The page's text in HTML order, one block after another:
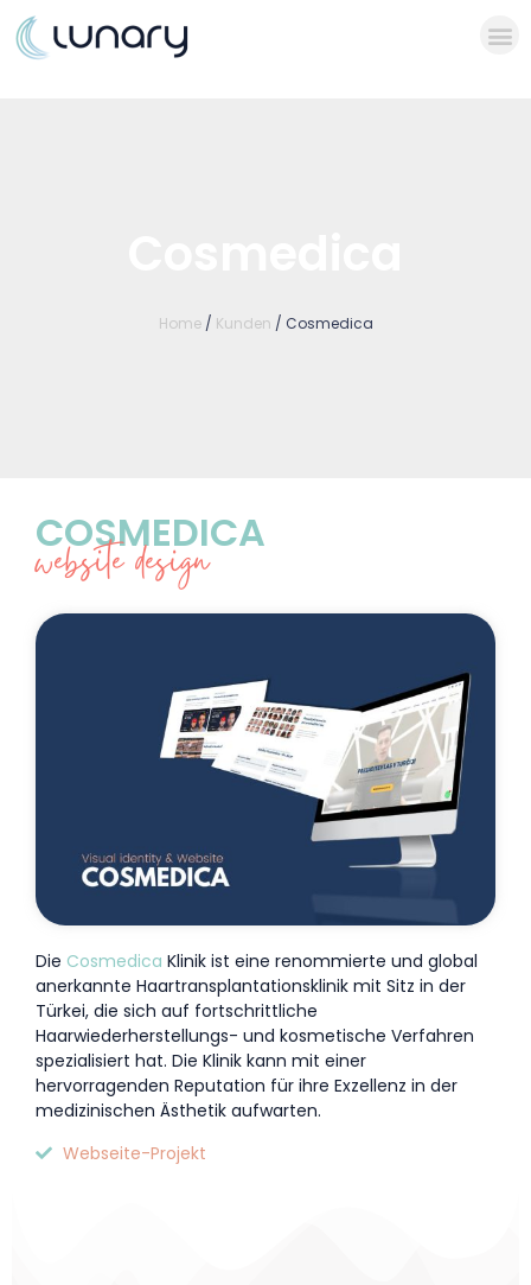
Home/ Kunden / Cosmedica
COSMEDICA
website design
Die Cosmedica Klinik ist eine renommierte und global
anerkannte Haartransplantationsklinik mit Sitz in der
Türkei, die sich auf fortschrittliche
Haarwiederherstellungs- und kosmetische Verfahren
spezialisiert hat. Die Klinik kann mit einer
hervorragenden Reputation für ihre Exzellenz in der
medizinischen Ästhetik aufwarten.
Webseite-Projekt